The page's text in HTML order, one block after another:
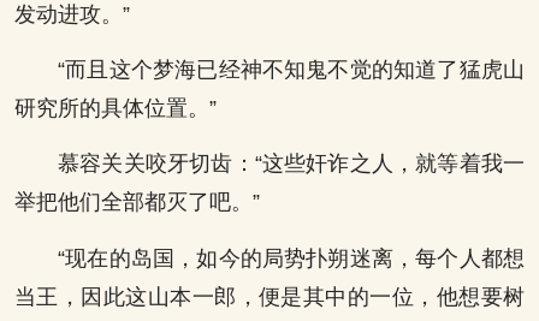
发动进攻。”
“而且这个梦海已经神不知鬼不觉的知道了猛虎山
研究所的具体位置。”
慕容关关咬牙切齿：“这些奸诈之人，就等着我一
举把他们全部都灭了吧。”
“现在的岛国，如今的局势扑朔迷离，每个人都想
当王，因此这山本一郎，便是其中的一位，他想要树